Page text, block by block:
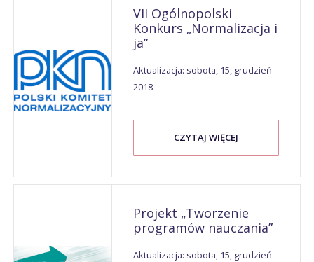
VII Ogólnopolski
Konkurs „Normalizacja i
ja”
Aktualizacja: sobota, 15, grudzień
2018
CZYTAJ WIĘCEJ
Projekt „Tworzenie
programów nauczania”
Aktualizacja: sobota, 15, grudzień